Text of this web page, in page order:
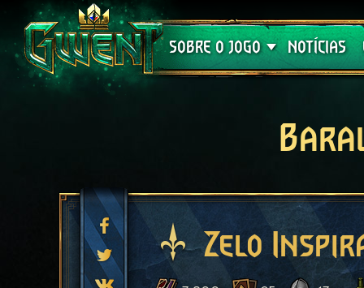
SOBRE O JOGO
Suporte
NOTÍCIAS
Zelo